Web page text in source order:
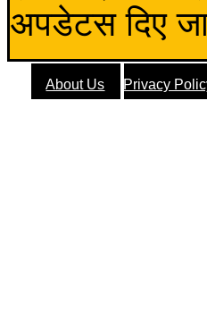
अपडेटस दिए
About Us Privacy